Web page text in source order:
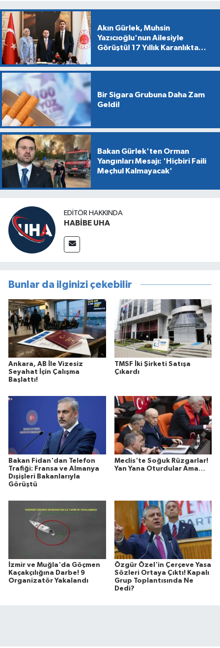
Akın Gürlek, Muhsin
Yazıcıoğlu'nun Ailesiyle
Görüştü! 17 Yıllık Karanlıkta
Bir Sigara Grubuna Daha Zam
Geldi!
Bakan Gürlek'ten Orman
Yangınları Mesajı: 'Hiçbiri Faili
Meçhul Kalmayacak'
EDITÖR HAKKINDA
HABİBE UHA
Bunlar da ilginizi çekebilir
Ankara, AB İle Vizesiz
Seyahat İçin Çalışma
Başlattı!
TMSF İki Şirketi Satışa
Çıkardı
Bakan Fidan'dan Telefon
Trafiği: Fransa ve Almanya
Dışişleri Bakanlarıyla
Görüştü
Meclis'te Soğuk Rüzgarlar!
Yan Yana Oturdular Ama…
İzmir ve Muğla'da Göçmen
Kaçakçılığına Darbe! 9
Organizatör Yakalandı
Özgür Özel'in Çerçeve Yasa
Sözleri Ortaya Çıktı! Kapalı
Grup Toplantısında Ne
Dedi?